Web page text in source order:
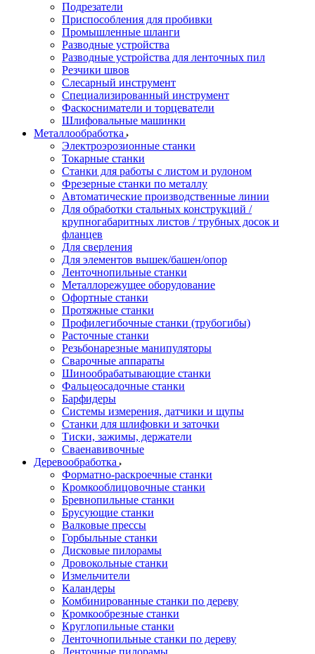
Подрезатели
Приспособления для пробивки
Промышленные шланги
Разводные устройства
Разводные устройства для ленточных пил
Резчики швов
Слесарный инструмент
Специализированный инструмент
Фаскосниматели и торцеватели
Шлифовальные машинки
Металлообработка
Электроэрозионные станки
Токарные станки
Станки для работы с листом и рулоном
Фрезерные станки по металлу
Автоматические производственные линии
Для обработки стальных конструкций /
крупногабаритных листов / трубных досок и
фланцев
Для сверления
Для элементов вышек/башен/опор
Ленточнопильные станки
Металлорежущее оборудование
Офортные станки
Протяжные станки
Профилегибочные станки (трубогибы)
Расточные станки
Резьбонарезные манипуляторы
Сварочные аппараты
Шинообрабатывающие станки
Фальцеосадочные станки
Барфидеры
Системы измерения, датчики и щупы
Станки для шлифовки и заточки
Тиски, зажимы, держатели
Cваенавивочные
Деревообработка
Форматно-раскроечные станки
Кромкооблицовочные станки
Бревнопильные станки
Брусующие станки
Валковые прессы
Горбыльные станки
Дисковые пилорамы
Дровокольные станки
Измельчители
Каландеры
Комбинированные станки по дереву
Кромкообрезные станки
Круглопильные станки
Ленточнопильные станки по дереву
Ленточные пилорамы